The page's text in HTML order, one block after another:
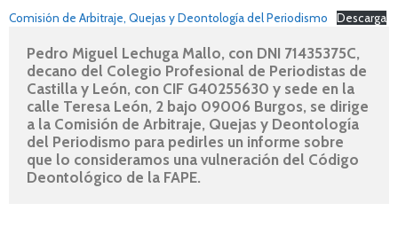
Comisión de Arbitraje, Quejas y Deontología del Periodismo Descarga
Pedro Miguel Lechuga Mallo, con DNI 71435375C,
decano del Colegio Profesional de Periodistas de
Castilla y León, con CIF G40255630 y sede en la
calle Teresa León, 2 bajo 09006 Burgos, se dirige
a la Comisión de Arbitraje, Quejas y Deontología
del Periodismo para pedirles un informe sobre
que lo consideramos una vulneración del Código
Deontológico de la FAPE.